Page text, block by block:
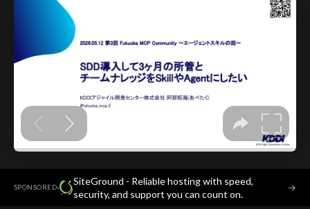
SPONSORED·
SiteGround - Reliable hosting with speed,
security, and support you can count on.
→